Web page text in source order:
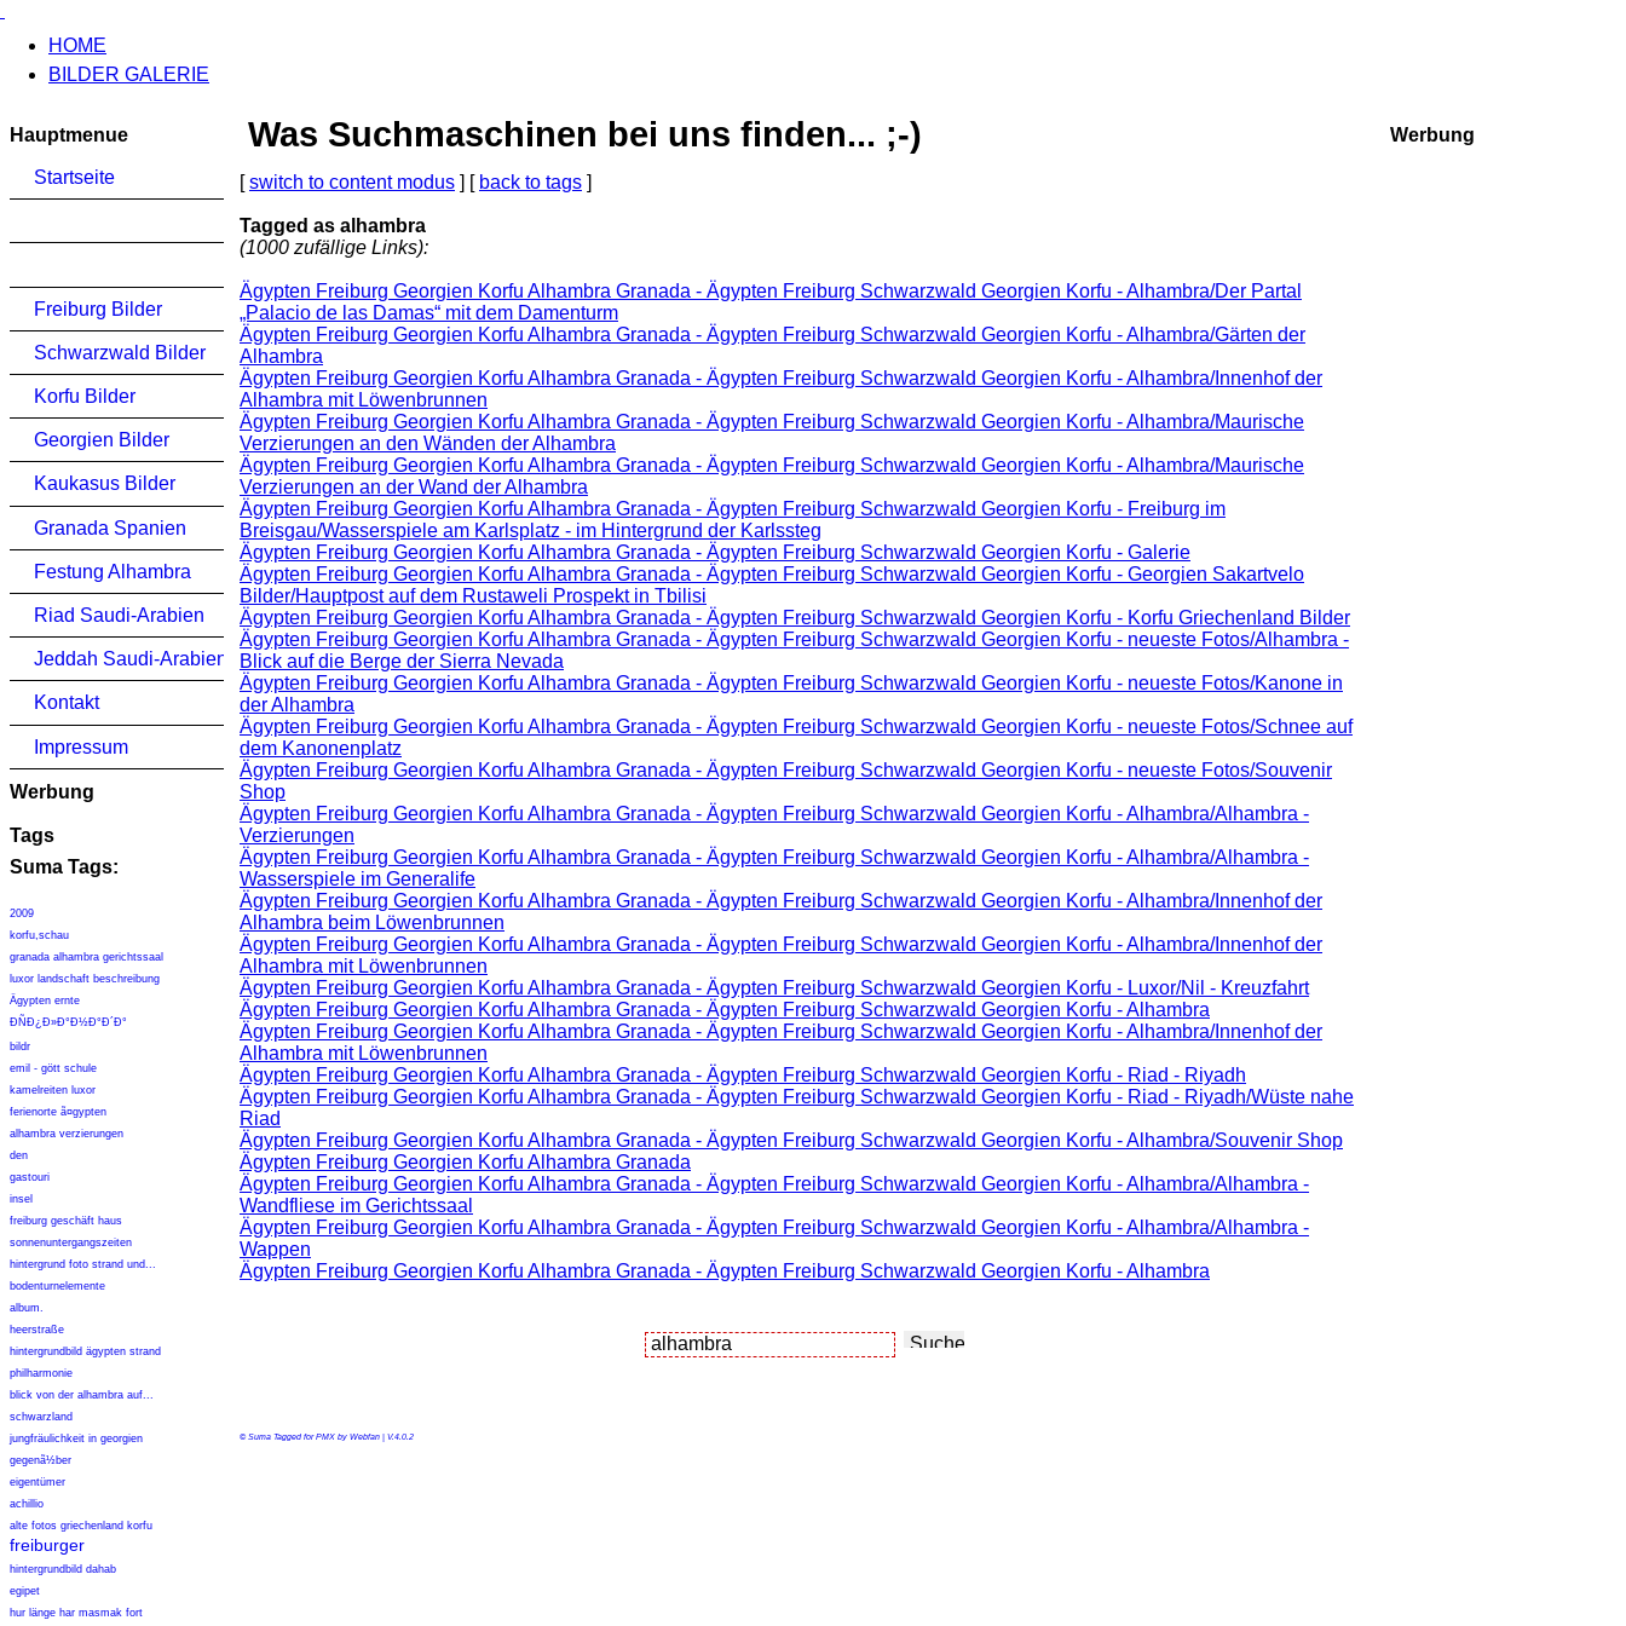
HOME
BILDER GALERIE
Hauptmenue
Startseite
Freiburg Bilder
Schwarzwald Bilder
Korfu Bilder
Georgien Bilder
Kaukasus Bilder
Granada Spanien
Festung Alhambra
Riad Saudi-Arabien
Jeddah Saudi-Arabien
Kontakt
Impressum
Werbung
Tags
Suma Tags:
2009
korfu,schau
granada alhambra gerichtssaal
luxor landschaft beschreibung
Ägypten ernte
Ð­ÑÐ¿Ð»Ð°Ð½Ð°Ð´Ð°
bildr
emil - gött schule
kamelreiten luxor
ferienorte ã¤gypten
alhambra verzierungen
den
gastouri
insel
freiburg geschäft haus
sonnenuntergangszeiten
hintergrund foto strand und...
bodenturnelemente
album.
heerstraße
hintergrundbild ägypten strand
philharmonie
blick von der alhambra auf...
schwarzland
jungfräulichkeit in georgien
gegenã½ber
eigentümer
achillio
alte fotos griechenland korfu
freiburger
hintergrundbild dahab
egipet
hur länge har masmak fort
Was Suchmaschinen bei uns finden... ;-)
[switch to content modus ] [ back to tags ]
Tagged as alhambra
(1000 zufällige Links):
Ägypten Freiburg Georgien Korfu Alhambra Granada - Ägypten Freiburg Schwarzwald Georgien Korfu - Alhambra/Der Partal
„Palacio de las Damas“ mit dem Damenturm
Ägypten Freiburg Georgien Korfu Alhambra Granada - Ägypten Freiburg Schwarzwald Georgien Korfu - Alhambra/Gärten der
Alhambra
Ägypten Freiburg Georgien Korfu Alhambra Granada - Ägypten Freiburg Schwarzwald Georgien Korfu - Alhambra/Innenhof der
Alhambra mit Löwenbrunnen
Ägypten Freiburg Georgien Korfu Alhambra Granada - Ägypten Freiburg Schwarzwald Georgien Korfu - Alhambra/Maurische
Verzierungen an den Wänden der Alhambra
Ägypten Freiburg Georgien Korfu Alhambra Granada - Ägypten Freiburg Schwarzwald Georgien Korfu - Alhambra/Maurische
Verzierungen an der Wand der Alhambra
Ägypten Freiburg Georgien Korfu Alhambra Granada - Ägypten Freiburg Schwarzwald Georgien Korfu - Freiburg im
Breisgau/Wasserspiele am Karlsplatz - im Hintergrund der Karlssteg
Ägypten Freiburg Georgien Korfu Alhambra Granada - Ägypten Freiburg Schwarzwald Georgien Korfu - Galerie
Ägypten Freiburg Georgien Korfu Alhambra Granada - Ägypten Freiburg Schwarzwald Georgien Korfu - Georgien Sakartvelo
Bilder/Hauptpost auf dem Rustaweli Prospekt in Tbilisi
Ägypten Freiburg Georgien Korfu Alhambra Granada - Ägypten Freiburg Schwarzwald Georgien Korfu - Korfu Griechenland Bilder
Ägypten Freiburg Georgien Korfu Alhambra Granada - Ägypten Freiburg Schwarzwald Georgien Korfu - neueste Fotos/Alhambra -
Blick auf die Berge der Sierra Nevada
Ägypten Freiburg Georgien Korfu Alhambra Granada - Ägypten Freiburg Schwarzwald Georgien Korfu - neueste Fotos/Kanone in
der Alhambra
Ägypten Freiburg Georgien Korfu Alhambra Granada - Ägypten Freiburg Schwarzwald Georgien Korfu - neueste Fotos/Schnee auf
dem Kanonenplatz
Ägypten Freiburg Georgien Korfu Alhambra Granada - Ägypten Freiburg Schwarzwald Georgien Korfu - neueste Fotos/Souvenir
Shop
Ägypten Freiburg Georgien Korfu Alhambra Granada - Ägypten Freiburg Schwarzwald Georgien Korfu - Alhambra/Alhambra -
Verzierungen
Ägypten Freiburg Georgien Korfu Alhambra Granada - Ägypten Freiburg Schwarzwald Georgien Korfu - Alhambra/Alhambra -
Wasserspiele im Generalife
Ägypten Freiburg Georgien Korfu Alhambra Granada - Ägypten Freiburg Schwarzwald Georgien Korfu - Alhambra/Innenhof der
Alhambra beim Löwenbrunnen
Ägypten Freiburg Georgien Korfu Alhambra Granada - Ägypten Freiburg Schwarzwald Georgien Korfu - Alhambra/Innenhof der
Alhambra mit Löwenbrunnen
Ägypten Freiburg Georgien Korfu Alhambra Granada - Ägypten Freiburg Schwarzwald Georgien Korfu - Luxor/Nil - Kreuzfahrt
Ägypten Freiburg Georgien Korfu Alhambra Granada - Ägypten Freiburg Schwarzwald Georgien Korfu - Alhambra
Ägypten Freiburg Georgien Korfu Alhambra Granada - Ägypten Freiburg Schwarzwald Georgien Korfu - Alhambra/Innenhof der
Alhambra mit Löwenbrunnen
Ägypten Freiburg Georgien Korfu Alhambra Granada - Ägypten Freiburg Schwarzwald Georgien Korfu - Riad - Riyadh
Ägypten Freiburg Georgien Korfu Alhambra Granada - Ägypten Freiburg Schwarzwald Georgien Korfu - Riad - Riyadh/Wüste nahe
Riad
Ägypten Freiburg Georgien Korfu Alhambra Granada - Ägypten Freiburg Schwarzwald Georgien Korfu - Alhambra/Souvenir Shop
Ägypten Freiburg Georgien Korfu Alhambra Granada
Ägypten Freiburg Georgien Korfu Alhambra Granada - Ägypten Freiburg Schwarzwald Georgien Korfu - Alhambra/Alhambra -
Wandfliese im Gerichtssaal
Ägypten Freiburg Georgien Korfu Alhambra Granada - Ägypten Freiburg Schwarzwald Georgien Korfu - Alhambra/Alhambra -
Wappen
Ägypten Freiburg Georgien Korfu Alhambra Granada - Ägypten Freiburg Schwarzwald Georgien Korfu - Alhambra
© Suma Tagged for PMX by Webfan | V.4.0.2
Werbung